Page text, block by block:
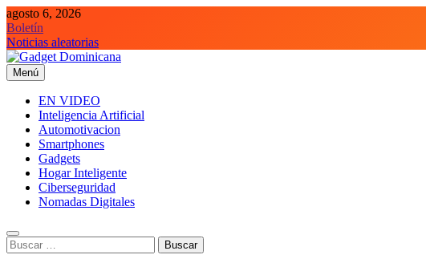
Saltar
al
contenido
agosto 6, 2026
Boletín
Noticias aleatorias
Gadget Dominicana
Gadgets y Tecnología de consumo
Menú
EN VIDEO
Inteligencia Artificial
Automotivacion
Smartphones
Gadgets
Hogar Inteligente
Ciberseguridad
Nomadas Digitales
Buscar: